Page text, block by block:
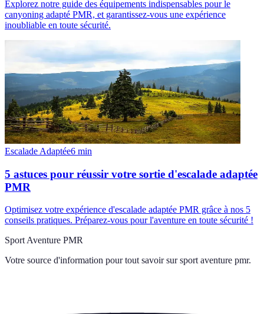
Explorez notre guide des équipements indispensables pour le
canyoning adapté PMR, et garantissez-vous une expérience
inoubliable en toute sécurité.
Escalade Adaptée6 min
5 astuces pour réussir votre sortie d'escalade adaptée
PMR
Optimisez votre expérience d'escalade adaptée PMR grâce à nos 5
conseils pratiques. Préparez-vous pour l'aventure en toute sécurité !
Sport Aventure PMR
Votre source d'information pour tout savoir sur sport aventure pmr.